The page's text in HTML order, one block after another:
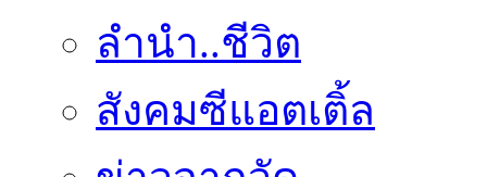
ลำนำ..ชีวิต
สังคมซีแอตเติ้ล